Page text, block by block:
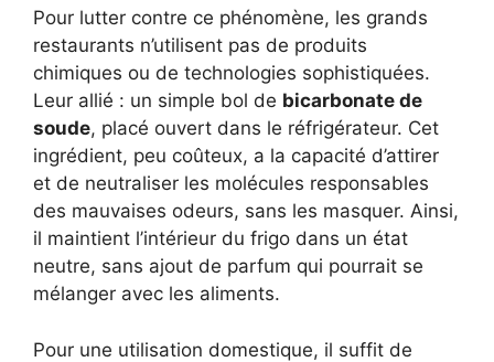
Pour lutter contre ce phénomène, les grands
restaurants n’utilisent pas de produits
chimiques ou de technologies sophistiquées.
Leur allié : un simple bol de bicarbonate de
soude, placé ouvert dans le réfrigérateur. Cet
ingrédient, peu coûteux, a la capacité d’attirer
et de neutraliser les molécules responsables
des mauvaises odeurs, sans les masquer. Ainsi,
il maintient l’intérieur du frigo dans un état
neutre, sans ajout de parfum qui pourrait se
mélanger avec les aliments.
Pour une utilisation domestique, il suffit de